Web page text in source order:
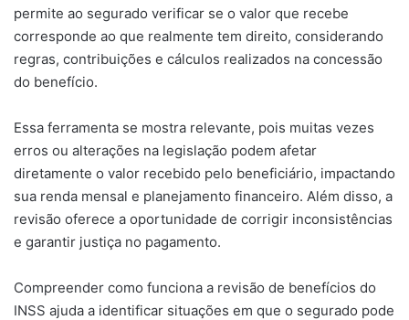
permite ao segurado verificar se o valor que recebe
corresponde ao que realmente tem direito, considerando
regras, contribuições e cálculos realizados na concessão
do benefício.
Essa ferramenta se mostra relevante, pois muitas vezes
erros ou alterações na legislação podem afetar
diretamente o valor recebido pelo beneficiário, impactando
sua renda mensal e planejamento financeiro. Além disso, a
revisão oferece a oportunidade de corrigir inconsistências
e garantir justiça no pagamento.
Compreender como funciona a revisão de benefícios do
INSS ajuda a identificar situações em que o segurado pode